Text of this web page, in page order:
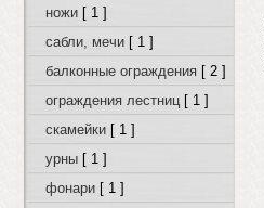
ножи [ 1 ]
сабли, мечи [ 1 ]
балконные ограждения [ 2 ]
ограждения лестниц [ 1 ]
скамейки [ 1 ]
урны [ 1 ]
фонари [ 1 ]